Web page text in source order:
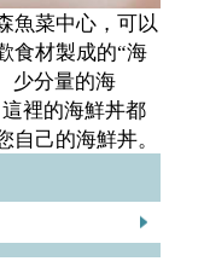
魚菜中心，可以
食材製成的“海
少分量的海
裡的海鮮丼都
己的海鮮丼。